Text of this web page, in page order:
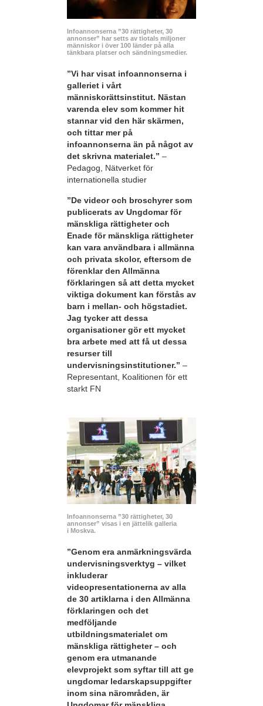
Infoannonserna ”30 rättigheter, 30
annonser” har setts av tiotals miljoner
människor i över 100 länder på alla
tänkbara platser och sändningsmedier.
”Vi har visat infoannonserna i
galleriet i vårt
människorättsinstitut. Nästan
varenda elev som kommer hit
stannar vid den här skärmen,
och tittar mer på
infoannonserna än på något av
det skrivna materialet.” –
Pedagog, Nätverket för
internationella studier
”De videor och broschyrer som
publicerats av Ungdomar för
mänskliga rättigheter och
Enade för mänskliga rättigheter
kan vara användbara i allmänna
och privata skolor, eftersom de
förenklar den Allmänna
förklaringen så att detta mycket
viktiga dokument kan förstås av
barn i mellan- och högstadiet.
Jag tycker att dessa
organisationer gör ett mycket
bra arbete med att få ut dessa
resurser till
undervisningsinstitutioner.” –
Representant, Koalitionen för ett
starkt FN
Infoannonserna ”30 rättigheter, 30
annonser” visas i en jättelik galleria
i Moskva.
”Genom era anmärkningsvärda
undervisningsverktyg – vilket
inkluderar
videopresentationerna av alla
de 30 artiklarna i den Allmänna
förklaringen och det
medföljande
utbildningsmaterialet om
mänskliga rättigheter – och
genom era utmanande
elevprojekt som syftar till att ge
ungdomar ledarskapsuppgifter
inom sina närområden, är